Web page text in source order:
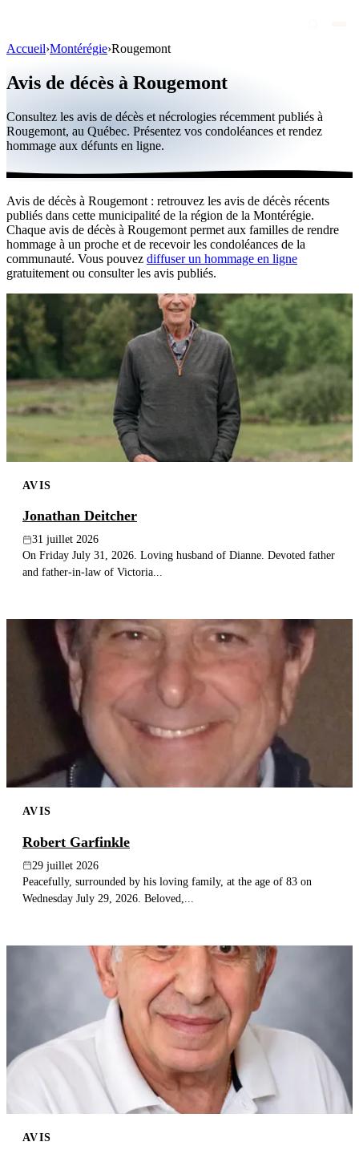
Personnalités publiques
Québec
Canada
International
Par région
Par ville
Maisons funéraires
Éternea
Blog
Publier un avis
Recherche
Accueil›Montérégie›Rougemont
Avis de décès à Rougemont
Consultez les avis de décès et nécrologies récemment publiés à
Rougemont, au Québec. Présentez vos condoléances et rendez
hommage aux défunts en ligne.
Avis de décès à Rougemont : retrouvez les avis de décès récents
publiés dans cette municipalité de la région de la Montérégie.
Chaque avis de décès à Rougemont permet aux familles de rendre
hommage à un proche et de recevoir les condoléances de la
communauté. Vous pouvez diffuser un hommage en ligne
gratuitement ou consulter les avis publiés.
AVIS
Jonathan Deitcher
31 juillet 2026
On Friday July 31, 2026. Loving husband of Dianne. Devoted father
and father-in-law of Victoria...
AVIS
Robert Garfinkle
29 juillet 2026
Peacefully, surrounded by his loving family, at the age of 83 on
Wednesday July 29, 2026. Beloved,...
AVIS